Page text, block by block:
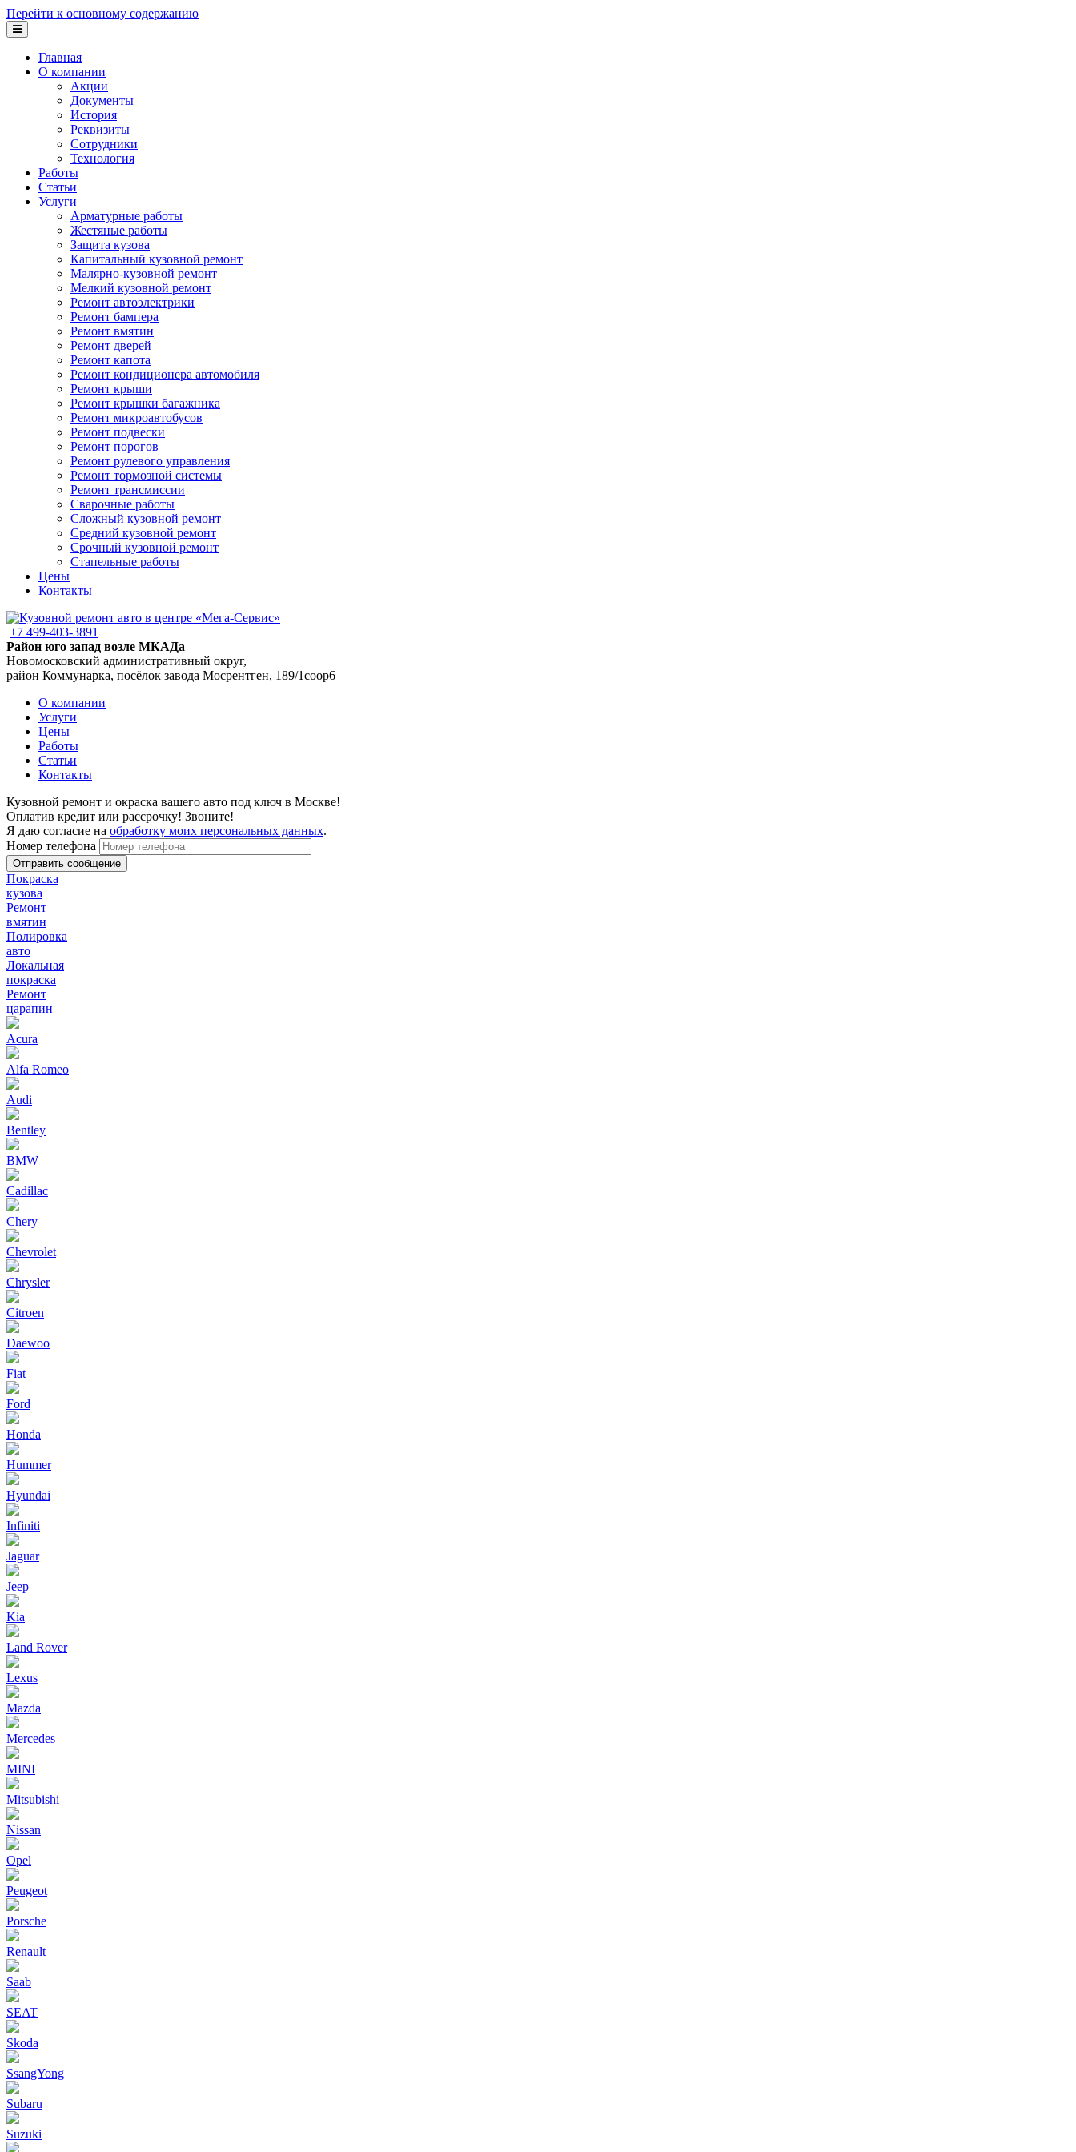
Перейти к основному содержанию
Главная
О компании
Акции
Документы
История
Реквизиты
Сотрудники
Технология
Работы
Статьи
Услуги
Арматурные работы
Жестяные работы
Защита кузова
Капитальный кузовной ремонт
Малярно-кузовной ремонт
Мелкий кузовной ремонт
Ремонт автоэлектрики
Ремонт бампера
Ремонт вмятин
Ремонт дверей
Ремонт капота
Ремонт кондиционера автомобиля
Ремонт крыши
Ремонт крышки багажника
Ремонт микроавтобусов
Ремонт подвески
Ремонт порогов
Ремонт рулевого управления
Ремонт тормозной системы
Ремонт трансмиссии
Сварочные работы
Сложный кузовной ремонт
Средний кузовной ремонт
Срочный кузовной ремонт
Стапельные работы
Цены
Контакты
+7 499-403-3891
Район юго запад возле МКАДа
Новомосковский административный округ,
район Коммунарка, посёлок завода Мосрентген, 189/1соор6
О компании
Услуги
Цены
Работы
Статьи
Контакты
Кузовной ремонт и окраска вашего авто под ключ в Москве!
Оплатив кредит или рассрочку! Звоните!
Я даю согласие на обработку моих персональных данных.
Номер телефона
Покраска
кузова
Ремонт
вмятин
Полировка
авто
Локальная
покраска
Ремонт
царапин
Acura
Alfa Romeo
Audi
Bentley
BMW
Cadillac
Chery
Chevrolet
Chrysler
Citroen
Daewoo
Fiat
Ford
Honda
Hummer
Hyundai
Infiniti
Jaguar
Jeep
Kia
Land Rover
Lexus
Mazda
Mercedes
MINI
Mitsubishi
Nissan
Opel
Peugeot
Porsche
Renault
Saab
SEAT
Skoda
SsangYong
Subaru
Suzuki